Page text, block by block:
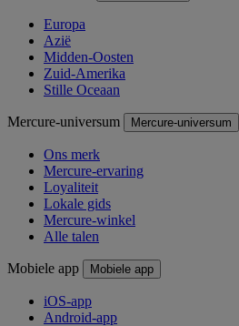
Europa
Azië
Midden-Oosten
Zuid-Amerika
Stille Oceaan
Mercure-universum Mercure-universum
Ons merk
Mercure-ervaring
Loyaliteit
Lokale gids
Mercure-winkel
Alle talen
Mobiele app Mobiele app
iOS-app
Android-app